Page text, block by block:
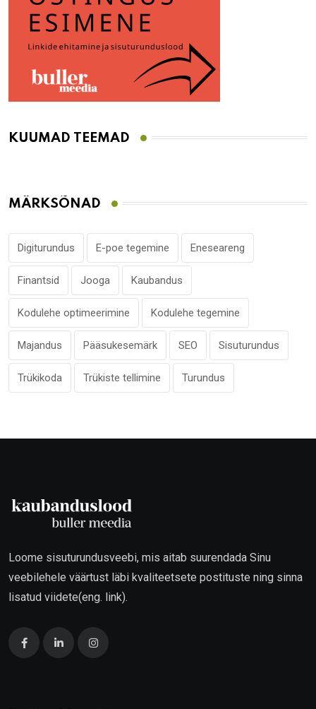
KUUMAD TEEMAD
MÄRKSÕNAD
Digiturundus E-poe tegemine Eneseareng
Finantsid Jooga Kaubandus
Kodulehe optimeerimine Kodulehe tegemine
Majandus Pääsukesemärk SEO Sisuturundus
Trükikoda Trükiste tellimine Turundus
Loome sisuturundusveebi, mis aitab suurendada Sinu
veebilehele väärtust läbi kvaliteetsete postituste ning sinna
lisatud viidete(eng. link).